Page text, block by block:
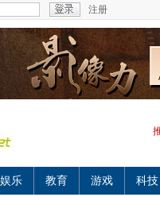
注册
娱乐 教育 游戏 科技